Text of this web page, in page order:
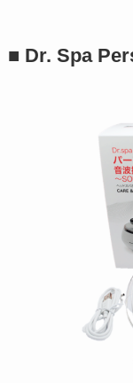
■ Dr. Spa